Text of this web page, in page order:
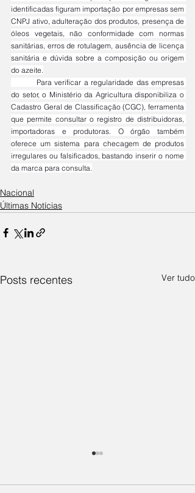
identificadas figuram importação por empresas sem
CNPJ ativo, adulteração dos produtos, presença de
óleos vegetais, não conformidade com normas
sanitárias, erros de rotulagem, ausência de licença
sanitária e dúvida sobre a composição ou origem
do azeite.
do setor, o Ministério da Agricultura disponibiliza o
Cadastro Geral de Classificação (CGC), ferramenta
que permite consultar o registro de distribuidoras,
importadoras e produtoras. O órgão também
oferece um sistema para checagem de produtos
irregulares ou falsificados, bastando inserir o nome
da marca para consulta.
Nacional
Últimas Notícias
Posts recentes Ver tudo